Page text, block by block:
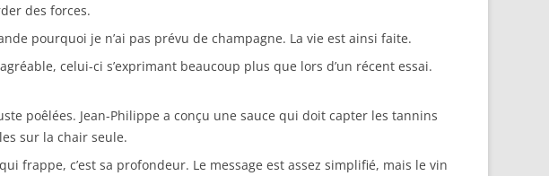
des forces.
pourquoi je n’ai pas prévu de champagne. La vie est ainsi faite.
celui-ci s’exprimant beaucoup plus que lors d’un récent essai.
poêlées. Jean-Philippe a conçu une sauce qui doit capter les tannins
sur la chair seule.
frappe, c’est sa profondeur. Le message est assez simplifié, mais le vin